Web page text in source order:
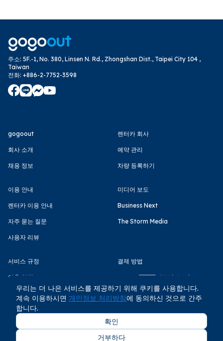
주소: 5F.-1, No. 380, Linsen N. Rd., Zhongshan Dist., Taipei City 104 ,
Taiwan
전화: +886-2-7752-3598
gogoout
회사 소개
채용 정보
렌터카 회사
예약 관리
차량 등록하기
이용 안내
렌터카 이용 안내
자주 묻는 질문
사용자 리뷰
미디어 보도
Business Next
The Storm Media
서비스 규정
이용 약관
개인정보 처리방침
결제 방법
우리는 더 나은 서비스를 제공하기 위해 쿠키를 사용합니다.
계속 이용하시면 개인정보 처리방침에 동의하신 것으로 간주
합니다.
확인
거부하다